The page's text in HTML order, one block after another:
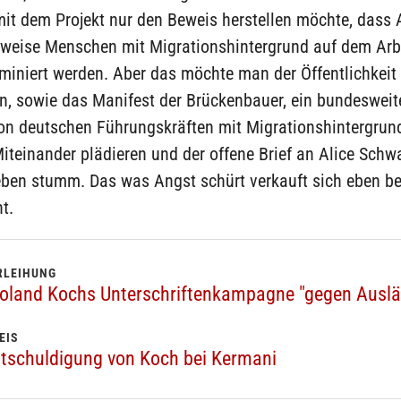
dem Projekt nur den Beweis herstellen möchte, dass
Menschen mit Migrationshintergrund auf dem
werden. Aber das möchte man der Öffentlichkeit
sowie das Manifest der Brückenbauer, ein
deutschen Führungskräften mit
plädieren und der offene Brief an Alice
stumm. Das was Angst schürt verkauft sich eben
Kochs Unterschriftenkampagne "gegen
von Koch bei Kermani